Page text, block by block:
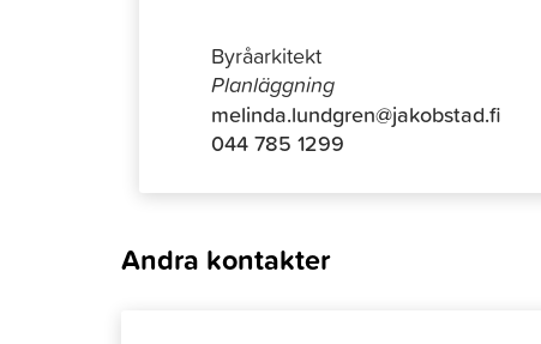
Byråarkitekt
Planläggning
melinda.lundgren@jakobstad.fi
044 785 1299
Andra kontakter